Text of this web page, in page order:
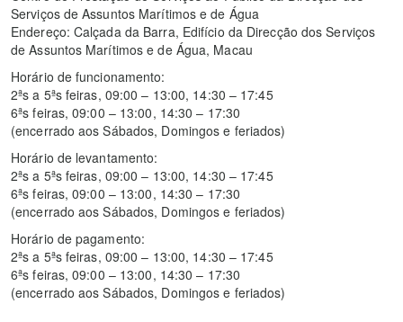
Serviços de Assuntos Marítimos e de Água
Endereço: Calçada da Barra, Edifício da Direcção dos Serviços
de Assuntos Marítimos e de Água, Macau
Horário de funcionamento:
2ªs a 5ªs feiras, 09:00 – 13:00, 14:30 – 17:45
6ªs feiras, 09:00 – 13:00, 14:30 – 17:30
(encerrado aos Sábados, Domingos e feriados)
Horário de levantamento:
2ªs a 5ªs feiras, 09:00 – 13:00, 14:30 – 17:45
6ªs feiras, 09:00 – 13:00, 14:30 – 17:30
(encerrado aos Sábados, Domingos e feriados)
Horário de pagamento:
2ªs a 5ªs feiras, 09:00 – 13:00, 14:30 – 17:45
6ªs feiras, 09:00 – 13:00, 14:30 – 17:30
(encerrado aos Sábados, Domingos e feriados)